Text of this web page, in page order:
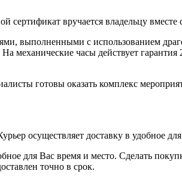
вручается владельцу вместе
выполненными с использованием
механические часы действует
готовы оказать комплекс
осуществляет доставку в удобное
для Вас время и место. Сделать
точно в срок.